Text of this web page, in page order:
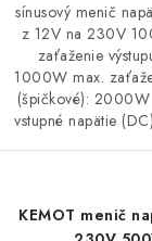
sínusový menič
z 12V na 230V
zaťaženie
1000W max.
(špičkové):
vstupné napätie
KEMOT menič